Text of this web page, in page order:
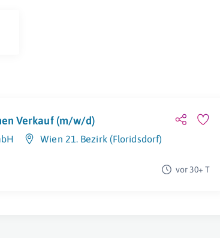
Verkauf (m/w/d)
Wien 21. Bezirk (Floridsdorf)
vor 30+ T